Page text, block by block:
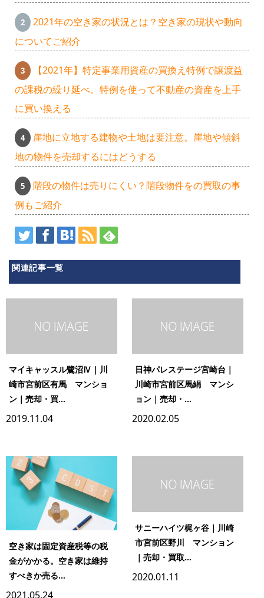
2021年の空き家の状況とは？空き家の現状や動向
についてご紹介
【2021年】特定事業用資産の買換え特例で譲渡益
の課税の繰り延べ。特例を使って不動産の資産を上手
に買い換える
崖地に立地する建物や土地は要注意。崖地や傾斜
地の物件を売却するにはどうする
階段の物件は売りにくい？階段物件をの買取の事
例もご紹介
関連記事一覧
マイキャッスル鷺沼Ⅳ｜川
崎市宮前区有馬 マンショ
ン｜売却・買...
2019.11.04
日神パレステージ宮崎台｜
川崎市宮前区馬絹 マンシ
ョン｜売却・...
2020.02.05
空き家は固定資産税等の税
金がかかる。空き家は維持
すべきか売る...
2021.05.24
サニーハイツ梶ヶ谷｜川崎
市宮前区野川 マンション
｜売却・買取...
2020.01.11